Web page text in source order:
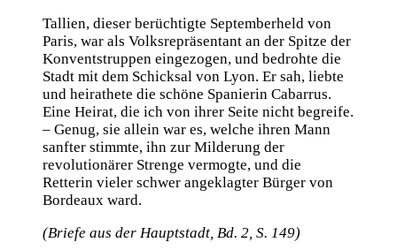
Tallien, dieser berüchtigte Septemberheld von
Paris, war als Volksrepräsentant an der Spitze der
Konventstruppen eingezogen, und bedrohte die
Stadt mit dem Schicksal von Lyon. Er sah, liebte
und heirathete die schöne Spanierin Cabarrus.
Eine Heirat, die ich von ihrer Seite nicht begreife.
– Genug, sie allein war es, welche ihren Mann
sanfter stimmte, ihn zur Milderung der
revolutionärer Strenge vermogte, und die
Retterin vieler schwer angeklagter Bürger von
Bordeaux ward.
(Briefe aus der Hauptstadt, Bd. 2, S. 149)